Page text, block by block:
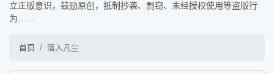
立正版意识，鼓励原创，抵制抄袭、剽窃、未经授权使用等盗版行
为……
首页 落入凡尘